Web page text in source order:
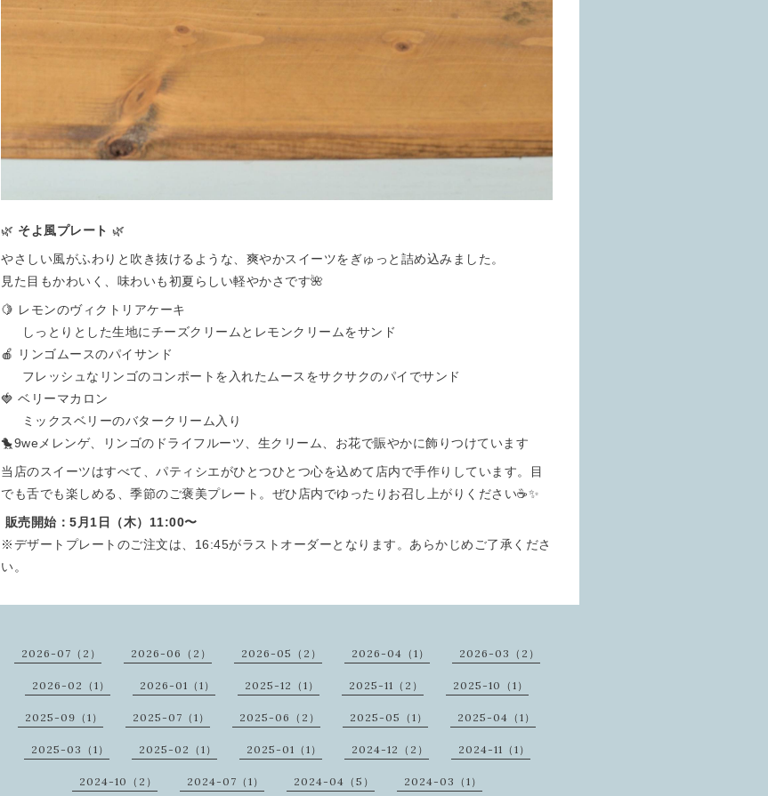
🌿 そよ風プレート 🌿
やさしい風がふわりと吹き抜けるような、爽やかスイーツをぎゅっと詰め込みました。
見た目もかわいく、味わいも初夏らしい軽やかさです🌺
🍋 レモンのヴィクトリアケーキ
しっとりとした生地にチーズクリームとレモンクリームをサンド
🍎 リンゴムースのパイサンド
フレッシュなリンゴのコンポートを入れたムースをサクサクのパイでサンド
🍓 ベリーマカロン
ミックスベリーのバタークリーム入り
🐤9weメレンゲ、リンゴのドライフルーツ、生クリーム、お花で賑やかに飾りつけています
当店のスイーツはすべて、パティシエがひとつひとつ心を込めて店内で手作りしています。目
でも舌でも楽しめる、季節のご褒美プレート。ぜひ店内でゆったりお召し上がりください☕✨
販売開始：5月1日（木）11:00〜
※デザートプレートのご注文は、16:45がラストオーダーとなります。あらかじめご了承くださ
い。
2026-07（2） 2026-06（2） 2026-05（2） 2026-04（1） 2026-03（2）
2026-02（1） 2026-01（1） 2025-12（1） 2025-11（2） 2025-10（1）
2025-09（1） 2025-07（1） 2025-06（2） 2025-05（1） 2025-04（1）
2025-03（1） 2025-02（1） 2025-01（1） 2024-12（2） 2024-11（1）
2024-10（2） 2024-07（1） 2024-04（5） 2024-03（1）